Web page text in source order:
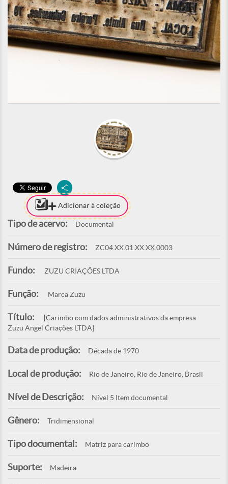
Adicionar à coleção
Tipo de acervo: Documental
Número de registro: ZC04.XX.01.XX.XX.0003
Fundo: ZUZU CRIAÇÕES LTDA
Função: Marca Zuzu
Título:
[Carimbo com dados administrativos da empresa
Zuzu Angel Criações LTDA]
Data de produção: Década de 1970
Local de produção: Rio de Janeiro, Rio de Janeiro, Brasil
Nível de Descrição: Nível 5 Item documental
Gênero: Tridimensional
Tipo documental: Matriz para carimbo
Suporte: Madeira